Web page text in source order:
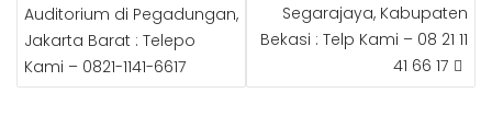
o
o
k
r e n
S
T
N
A
Auditorium di Pegadungan,
Jakarta Barat : Telepo
Kami – 0821-1141-6617
Segarajaya, Kabupaten
Bekasi : Telp Kami – 08 21 11
41 66 17